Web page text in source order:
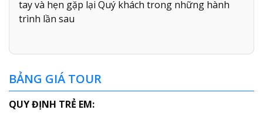
tay và hẹn gặp lại Quý khách trong những hành
trình lần sau
BẢNG GIÁ TOUR
QUY ĐỊNH TRẺ EM: